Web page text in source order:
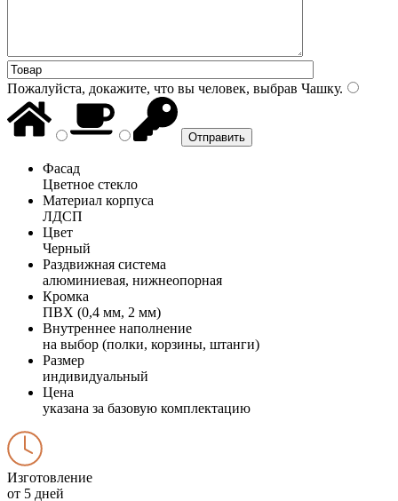
Пожалуйста, докажите, что вы человек, выбрав Чашку.
Фасад
Цветное стекло
Материал корпуса
ЛДСП
Цвет
Черный
Раздвижная система
алюминиевая, нижнеопорная
Кромка
ПВХ (0,4 мм, 2 мм)
Внутреннее наполнение
на выбор (полки, корзины, штанги)
Размер
индивидуальный
Цена
указана за базовую комплектацию
Изготовление
от 5 дней